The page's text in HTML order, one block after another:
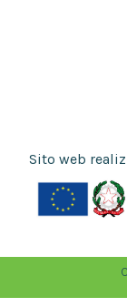
Sito web